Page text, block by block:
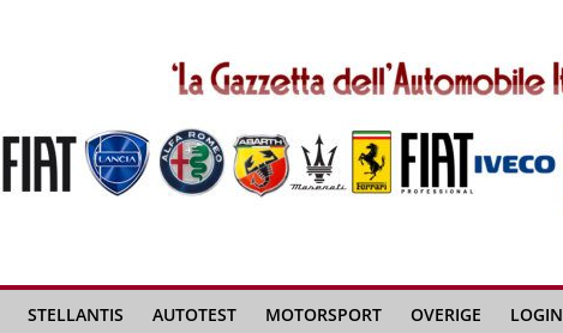
STELLANTIS AUTOTEST MOTORSPORT OVERIGE LOGIN